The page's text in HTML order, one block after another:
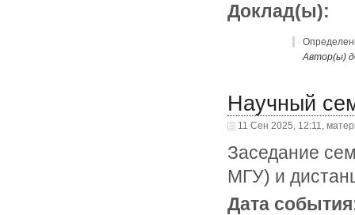
Доклад(ы):
Автор(ы)
Научный
11 Сен 2025, 12:11,
Заседание
МГУ) и
Дата